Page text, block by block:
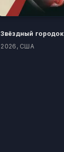
Звёздный городок
2026, США